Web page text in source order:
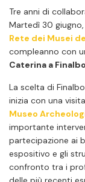
Tre anni di
Martedì 30 giugno,
Rete dei Musei
compleanno con
Caterina a
La scelta di
inizia con una
Museo
importante
partecipazione ai
espositivo e gli
confronto tra i